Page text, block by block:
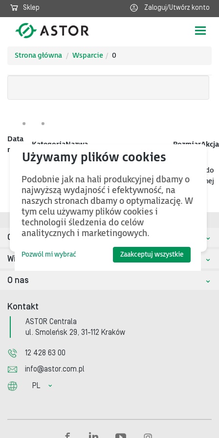
Sklep Zaloguj/Utwórz konto
Strona główna
Wsparcie 0
Data
mod.
KategoriaNazwa RozmiarAkcja
Jeśli chcesz znaleźć więcej plików oraz bazy wiedzy, wróć do
kategorii nadrzędnej
Oferta
Wiedza i wsparcie
O nas
Kontakt
ASTOR Centrala
ul. Smoleńsk 29, 31-112 Kraków
12 428 63 00
info@astor.com.pl
PL
Podobnie jak na hali produkcyjnej dbamy o
najwyższą wydajność i efektywność, na
naszych stronach dbamy o optymalizację. W
tym celu używamy plików cookies i
technologii śledzenia do celów
analitycznych i marketingowych.
Pozwól mi wybrać Zaakceptuj wszystkie